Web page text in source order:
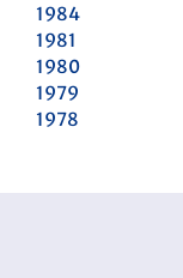
1984
1981
1980
1979
1978